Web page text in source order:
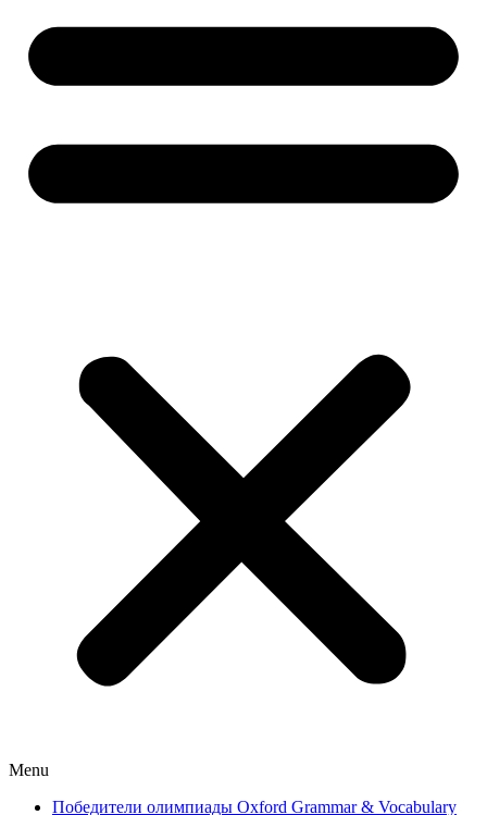
Menu
Победители олимпиады Oxford Grammar & Vocabulary